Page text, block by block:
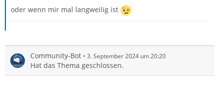
oder wenn mir mal langweilig ist
Community-Bot 3. September 2024 um 20:20
Hat das Thema geschlossen.